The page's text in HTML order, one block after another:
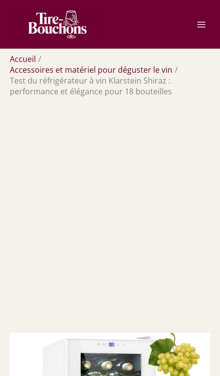
contenu
Accueil
Accessoires et matériel pour déguster le vin
Test du réfrigérateur à vin Klarstein Shiraz :
performance et élégance pour 18 bouteilles